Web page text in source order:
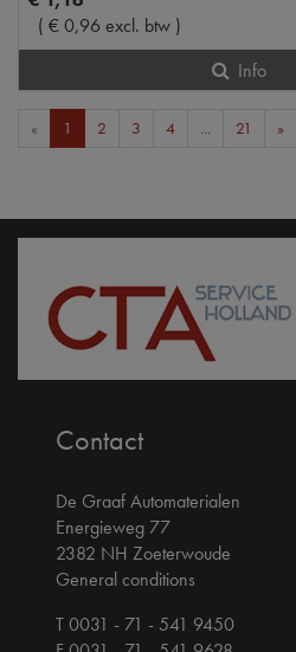
( €0,96 excl. btw )
Info
« 1 2 3 4 ... 21 »
Contact
De Graaf Automaterialen
Energieweg 77
2382 NH Zoeterwoude
General conditions
T 0031 - 71 - 541 9450